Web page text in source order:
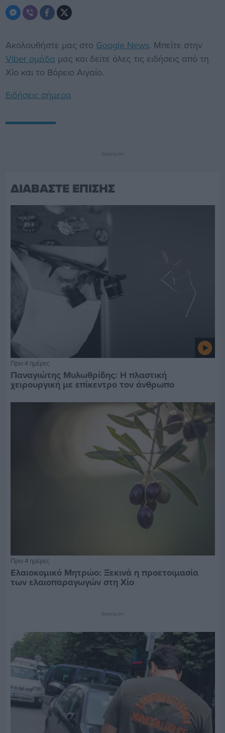
Ακολουθήστε μας στο Google News. Μπείτε στην
Viber ομάδα μας και δείτε όλες τις ειδήσεις από τη
Χίο και το Βόρειο Αιγαίο.
Ειδήσεις σήμερα
Διαφήμιση
ΔΙΑΒΑΣΤΕ ΕΠΙΣΗΣ
Πριν 4 ημέρες
Παναγιώτης Μυλωθρίδης: Η πλαστική
χειρουργική με επίκεντρο τον άνθρωπο
Πριν 4 ημέρες
Ελαιοκομικό Μητρώο: Ξεκινά η προετοιμασία
των ελαιοπαραγωγών στη Χίο
Διαφήμιση